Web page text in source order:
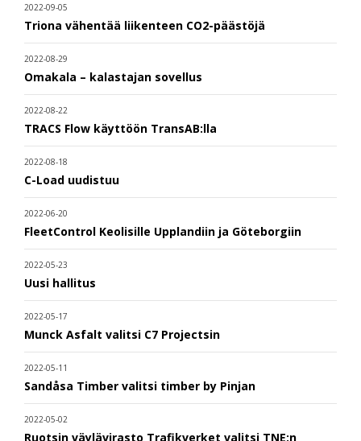
2022-09-05
Triona vähentää liikenteen CO2-päästöjä
2022-08-29
Omakala – kalastajan sovellus
2022-08-22
TRACS Flow käyttöön TransAB:lla
2022-08-18
C-Load uudistuu
2022-06-20
FleetControl Keolisille Upplandiin ja Göteborgiin
2022-05-23
Uusi hallitus
2022-05-17
Munck Asfalt valitsi C7 Projectsin
2022-05-11
Sandåsa Timber valitsi timber by Pinjan
2022-05-02
Ruotsin väylävirasto Trafikverket valitsi TNE:n